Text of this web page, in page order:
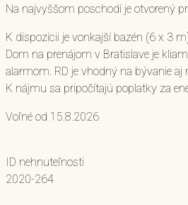
Na najvyššom poschodí je otvorený
K dispozícii je vonkajší bazén (6 x 3
Dom na prenájom v Bratislave je
alarmom. RD je vhodný na bývanie aj
K nájmu sa pripočítajú poplatky za
Voľné od 15.8.2026
ID nehnuteľnosti
2020-264